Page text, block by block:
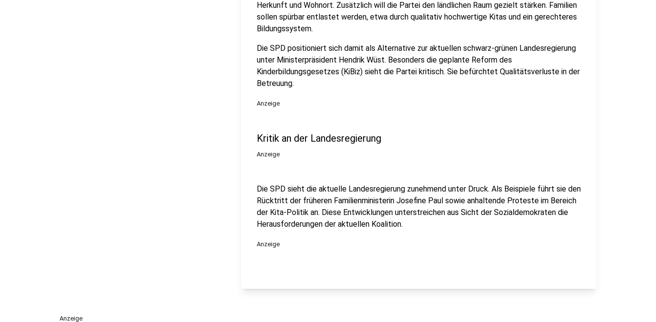
Herkunft und Wohnort. Zusätzlich will die Partei den ländlichen Raum gezielt stärken. Familien
sollen spürbar entlastet werden, etwa durch qualitativ hochwertige Kitas und ein gerechteres
Bildungssystem.
Die SPD positioniert sich damit als Alternative zur aktuellen schwarz-grünen Landesregierung
unter Ministerpräsident Hendrik Wüst. Besonders die geplante Reform des
Kinderbildungsgesetzes (KiBiz) sieht die Partei kritisch. Sie befürchtet Qualitätsverluste in der
Betreuung.
Anzeige
Kritik an der Landesregierung
Anzeige
Die SPD sieht die aktuelle Landesregierung zunehmend unter Druck. Als Beispiele führt sie den
Rücktritt der früheren Familienministerin Josefine Paul sowie anhaltende Proteste im Bereich
der Kita-Politik an. Diese Entwicklungen unterstreichen aus Sicht der Sozialdemokraten die
Herausforderungen der aktuellen Koalition.
Anzeige
Anzeige